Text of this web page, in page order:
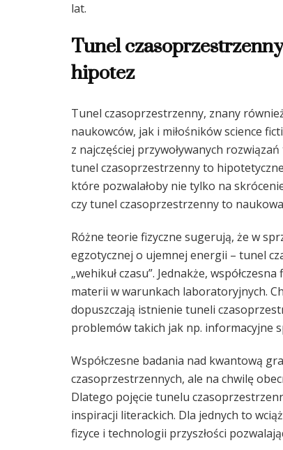
lat.
Tunel
hipotez
Tunel czasoprzestrzenny, znany
naukowców, jak i miłośników science
z najczęściej przywoływanych
tunel czasoprzestrzenny to hipotetyczne
które pozwalałoby nie tylko na
czy tunel czasoprzestrzenny to
Różne teorie fizyczne sugerują, że w
egzotycznej o ujemnej energii – tunel
„wehikuł czasu”. Jednakże,
materii w warunkach laboratoryjnych.
dopuszczają istnienie tuneli
problemów takich jak np. informacyjne
Współczesne badania nad kwantową
czasoprzestrzennych, ale na chwilę
Dlatego pojęcie tunelu
inspiracji literackich. Dla jednych to
fizyce i technologii przyszłości